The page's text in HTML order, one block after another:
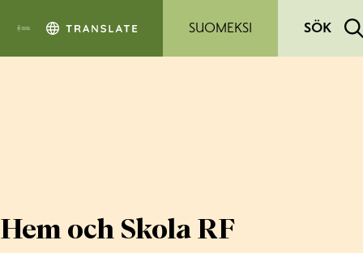
SUOMEKSI
SÖK
Hem och Skola RF